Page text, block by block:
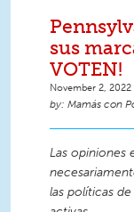
sus
VOTEN!
November 2, 2022
Mamás con
Las opiniones
las políticas